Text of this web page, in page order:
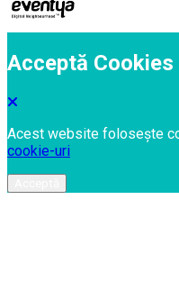
Acceptă Cookies
Acest website folosește
cookie-uri